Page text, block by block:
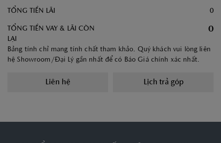
TỔNG TIỀN LÃI 0
TỔNG TIỀN VAY & LÃI CÒN
LẠI
0
Bảng tính chỉ mang tính chất tham khảo. Quý khách vui lòng liên
hệ Showroom/Đại Lý gần nhất để có Báo Giá chính xác nhất.
Liên hệ Lịch trả góp